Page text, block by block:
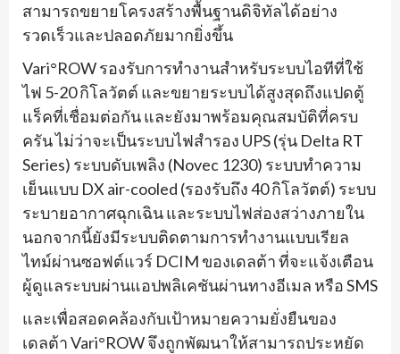
สามารถขยายโครงสร้างพื้นฐานดิจิทัลได้อย่าง
รวดเร็วและปลอดภัยมากยิ่งขึ้น
Vari°ROW รองรับการทำงานสำหรับระบบไอทีที่ใช้
ไฟ 5-20 กิโลวัตต์ และขยายระบบได้สูงสุดถึงแปดตู้
แร็คที่เชื่อมต่อกัน และยังมาพร้อมคุณสมบัติที่ครบ
ครัน ไม่ว่าจะเป็นระบบไฟสำรอง UPS (รุ่น Delta RT
Series) ระบบดับเพลิง (Novec 1230) ระบบทำความ
เย็นแบบ DX air-cooled (รองรับถึง 40 กิโลวัตต์) ระบบ
ระบายอากาศฉุกเฉิน และระบบไฟส่องสว่างภายใน
นอกจากนี้ยังมีระบบติดตามการทำงานแบบเรียล
ไทม์ผ่านซอฟต์แวร์ DCIM ของเดลต้า ที่จะแจ้งเตือน
ผู้ดูแลระบบผ่านแอปพลิเคชันผ่านทางอีเมล หรือ SMS
และเพื่อสอดคล้องกับเป้าหมายความยั่งยืนของ
เดลต้า Vari°ROW จึงถูกพัฒนาให้สามารถประหยัด